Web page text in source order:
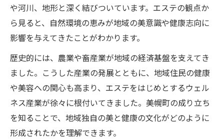
エステとアイヌ語が彩る美幌町の個性
美幌町の産業構造が生む地域の魅力
エステが支える美幌町の産業構造の今
美幌町の産業とエステが生む新たな価値
エステが地域経済に与える影響を考察
美幌町の基幹産業とエステの共通点とは
エステ産業が広げる美幌町の魅力度向上
地形や河川と結びつく町名の背景紹介
や河川、地形と深く結びついています。エステの観点か
ら見ると、自然環境の恵みが地域の美意識や健康志向に
影響を与えてきたことがわかります。
歴史的には、農業や畜産業が地域の経済基盤を支えてき
ました。こうした産業の発展とともに、地域住民の健康
や美容への関心も高まり、エステをはじめとするウェル
ネス産業が徐々に根付いてきました。美幌町の成り立ち
を知ることで、地域独自の美と健康の文化がどのように
形成されたかを理解できます。